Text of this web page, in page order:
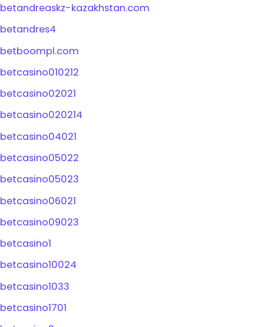
betandreaskz-kazakhstan.com
betandres4
betboompl.com
betcasino010212
betcasino02021
betcasino020214
betcasino04021
betcasino05022
betcasino05023
betcasino06021
betcasino09023
betcasino1
betcasino10024
betcasino1033
betcasino1701